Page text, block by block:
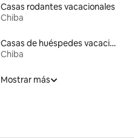
Casas rodantes vacacionales
Chiba
Casas de huéspedes vacacionales
Chiba
Mostrar más